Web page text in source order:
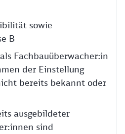
sowie
B
Fachbauüberwacher:in
der Einstellung
bereits bekannt oder
ausgebildeter
sind